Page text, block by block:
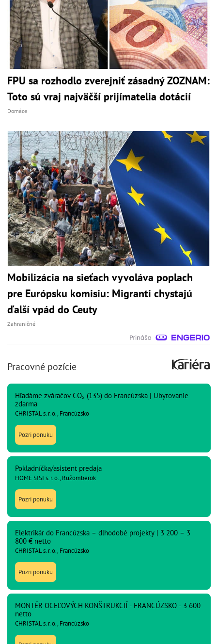
FPU sa rozhodlo zverejniť zásadný ZOZNAM:
Toto sú vraj najväčší prijímatelia dotácií
Domáce
Mobilizácia na sieťach vyvoláva poplach
pre Európsku komisiu: Migranti chystajú
ďalší vpád do Ceuty
Zahraničné
Pracovné pozície
Hľadáme zváračov CO₂ (135) do Francúzska | Ubytovanie
zdarma
CHRISTAL s. r. o., Francúzsko
Pozri ponuku
Pokladníčka/asistent predaja
HOME SISI s. r. o., Ružomberok
Pozri ponuku
Elektrikár do Francúzska – dlhodobé projekty | 3 200 – 3
800 € netto
CHRISTAL s. r. o., Francúzsko
Pozri ponuku
MONTÉR OCEĽOVÝCH KONŠTRUKCIÍ - FRANCÚZSKO - 3 600
netto
CHRISTAL s. r. o., Francúzsko